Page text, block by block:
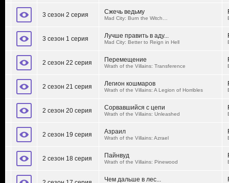
3 сезон 2 серия Сжечь ведьму
Mad City: Burn the Witch…
3 сезон 1 серия Лучше править в аду...
Mad City: Better to Reign in Hell
2 сезон 22 серия Перемещение
Wrath of the Villains: Transference
2 сезон 21 серия Легион кошмаров
Wrath of the Villains: A Legion of Horribles
2 сезон 20 серия Сорвавшийся с цепи
Wrath of the Villains: Unleashed
2 сезон 19 серия Азраил
Wrath of the Villains: Azrael
2 сезон 18 серия Пайнвуд
Wrath of the Villains: Pinewood
Чем дальше в лес...